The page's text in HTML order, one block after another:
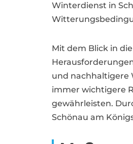
Winterdienst in
Mit dem Blick in
und nachhaltigere
immer wichtigere
gewährleisten.
Schönau am